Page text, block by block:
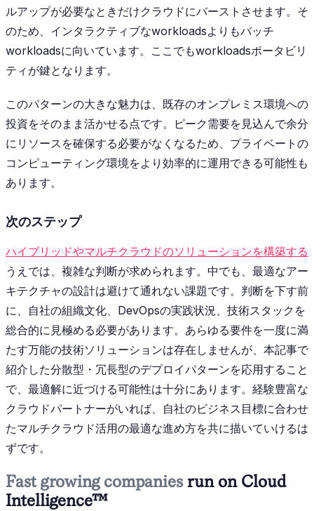
ルアップが必要なときだけクラウドにバーストさせます。そ
のため、インタラクティブなworkloadsよりもバッチ
workloadsに向いています。ここでもworkloadsポータビリ
ティが鍵となります。
このパターンの大きな魅力は、既存のオンプレミス環境への
投資をそのまま活かせる点です。ピーク需要を見込んで余分
にリソースを確保する必要がなくなるため、プライベートの
コンピューティング環境をより効率的に運用できる可能性も
あります。
次のステップ
ハイブリッドやマルチクラウドのソリューションを構築する
うえでは、複雑な判断が求められます。中でも、最適なアー
キテクチャの設計は避けて通れない課題です。判断を下す前
に、自社の組織文化、DevOpsの実践状況、技術スタックを
総合的に見極める必要があります。あらゆる要件を一度に満
たす万能の技術ソリューションは存在しませんが、本記事で
紹介した分散型・冗長型のデプロイパターンを応用すること
で、最適解に近づける可能性は十分にあります。経験豊富な
クラウドパートナーがいれば、自社のビジネス目標に合わせ
たマルチクラウド活用の最適な進め方を共に描いていけるは
ずです。
Fast growing companies run on Cloud
Intelligence™